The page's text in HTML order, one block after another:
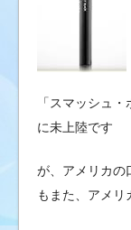
「スマッシュ
に未上陸です
が、アメリカの
もまた、アメリ